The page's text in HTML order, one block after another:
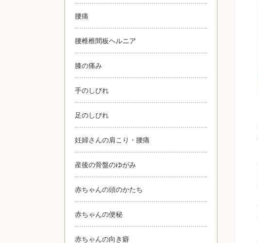
腰痛
腰椎椎間板ヘルニア
膝の痛み
手のしびれ
足のしびれ
妊婦さんの肩こり・腰痛
産後の骨盤のゆがみ
赤ちゃんの頭のかたち
赤ちゃんの便秘
赤ちゃんの向き癖